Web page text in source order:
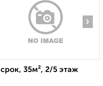
›
35м², 2/5 этаж